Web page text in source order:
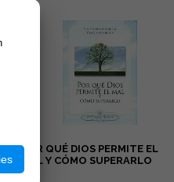
POR QUÉ DIOS PERMITE EL
MAL Y CÓMO SUPERARLO